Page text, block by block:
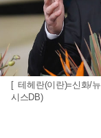
[ 테헤란(이란)=신화/
시스DB)